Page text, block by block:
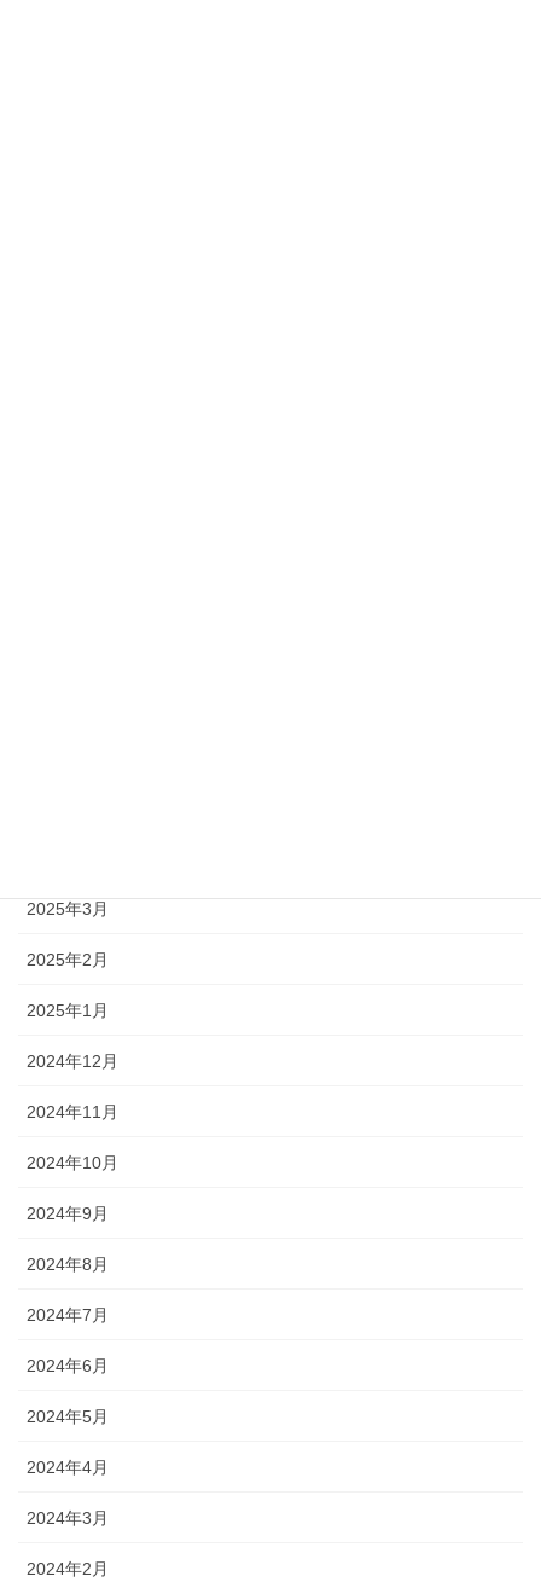
2025年3月
2025年2月
2025年1月
2024年12月
2024年11月
2024年10月
2024年9月
2024年8月
2024年7月
2024年6月
2024年5月
2024年4月
2024年3月
2024年2月